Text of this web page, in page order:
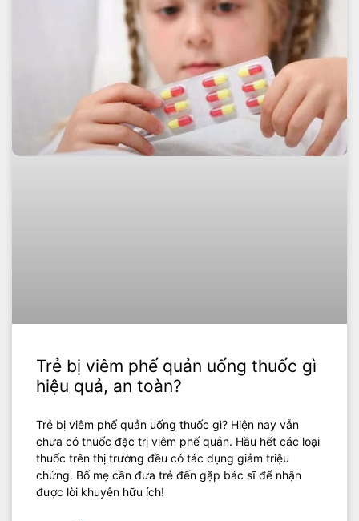
Trẻ bị viêm phế quản uống thuốc gì
hiệu quả, an toàn?
Trẻ bị viêm phế quản uống thuốc gì? Hiện nay vẫn
chưa có thuốc đặc trị viêm phế quản. Hầu hết các loại
thuốc trên thị trường đều có tác dụng giảm triệu
chứng. Bố mẹ cần đưa trẻ đến gặp bác sĩ để nhận
được lời khuyên hữu ích!